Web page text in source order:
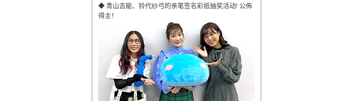
◆ 青山吉能、铃代纱弓的亲笔签名彩纸抽奖活动! 公佈
得主！